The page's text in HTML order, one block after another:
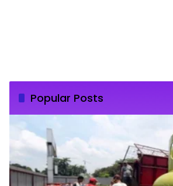
Popular Posts